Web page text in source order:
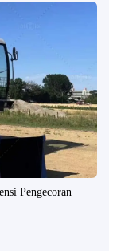
Pengecoran